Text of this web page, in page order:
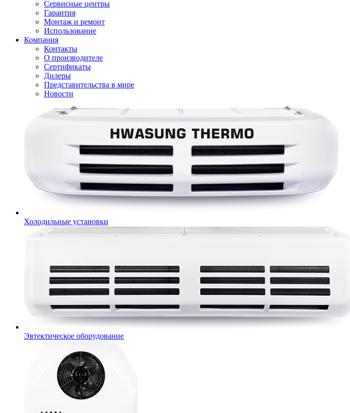
Сервисные центры
Гарантия
Монтаж и ремонт
Использование
Компания
Контакты
О производителе
Сертификаты
Дилеры
Представительства в мире
Новости
Холодильные установки
Эвтектическое оборудование